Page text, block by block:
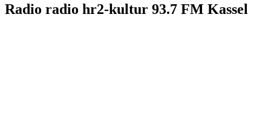
Radio radio hr2-kultur 93.7 FM Kassel